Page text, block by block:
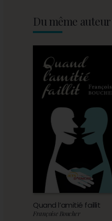
Du même auteur
Quand l’amitié faillit
Françoise Boucher